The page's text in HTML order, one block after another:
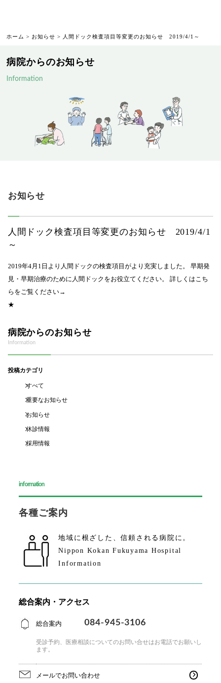
ホーム > お知らせ > 人間ドック検査項目等変更のお知らせ 2019/4/1～
病院からのお知らせ
Information
お知らせ
人間ドック検査項目等変更のお知らせ 2019/4/1
～
2019年4月1日より人間ドックの検査項目がより充実しました。 早期発
見・早期治療のために人間ドックをお役立てください。 詳しくはこち
らをご覧ください→
★
病院からのお知らせ
Information
投稿カテゴリ
すべて
重要なお知らせ
お知らせ
休診情報
採用情報
information
各種ご案内
地域に根ざした、信頼される病院に。
Nippon Kokan Fukuyama Hospital
Information
総合案内・アクセス
総合案内 084-945-3106
受診予約、医療相談についてのお問い合せはお電話でお願いし
ます。
メールでお問い合わせ